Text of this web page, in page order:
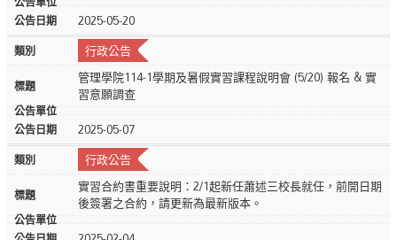
2025-05-20
行政公告
管理學院114-1學期及暑假實習課程說明會 (5/20) 報名 & 實
習意願調查
2025-05-07
行政公告
實習合約書重要說明：2/1起新任蕭述三校長就任，前開日期
後簽署之合約，請更新為最新版本。